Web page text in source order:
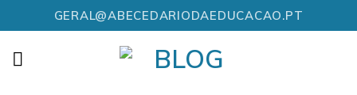
to
content
GERAL@ABECEDARIODAEDUCACAO.PT